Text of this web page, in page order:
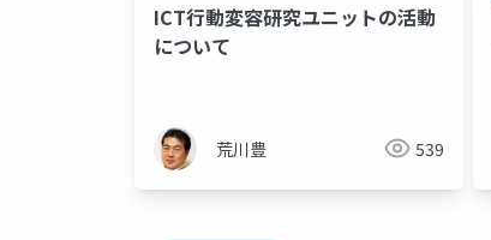
ICT行動変容研究ユニットの活動
について
荒川豊 539